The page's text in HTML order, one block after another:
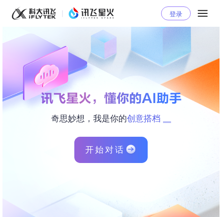
登录
奇思妙想，我是你的创意搭档
开始对话